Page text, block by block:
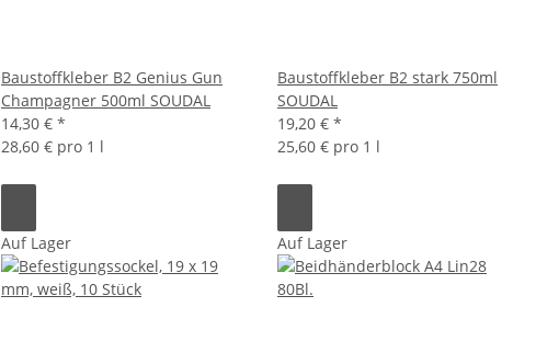
Baustoffkleber B2 Genius Gun
Champagner 500ml SOUDAL
14,30 € *
28,60 € pro 1 l
Baustoffkleber B2 stark 750ml
SOUDAL
19,20 € *
25,60 € pro 1 l
Auf Lager Auf Lager